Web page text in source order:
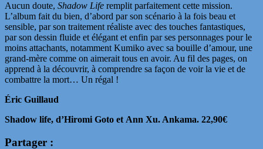
Aucun doute, Shadow Life remplit parfaitement cette mission.
L’album fait du bien, d’abord par son scénario à la fois beau et
sensible, par son traitement réaliste avec des touches fantastiques,
par son dessin fluide et élégant et enfin par ses personnages pour le
moins attachants, notamment Kumiko avec sa bouille d’amour, une
grand-mère comme on aimerait tous en avoir. Au fil des pages, on
apprend à la découvrir, à comprendre sa façon de voir la vie et de
combattre la mort… Un régal !
Éric Guillaud
Shadow life, d’Hiromi Goto et Ann Xu. Ankama. 22,90€
Partager :